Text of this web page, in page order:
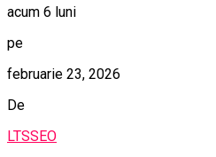
acum 6 luni
pe
februarie 23, 2026
De
LTSSEO